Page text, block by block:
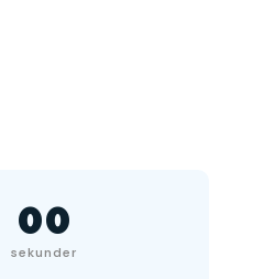
00
sekunder